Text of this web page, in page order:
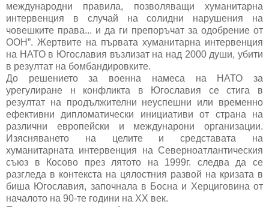
международни правила, позволяващи хуманитарна
интервенция в случай на солидни нарушения на
човешките права... и да ги препоръчат за одобрение от
ООН”. Жертвите на първата хуманитарна интервенция
на НАТО в Югославия възлизат на над 2000 души, убити
в резултат на бомбандировките.
До решението за военна намеса на НАТО за
урегулиране н конфликта в Югославия се стига в
резултат на продължителни неуспешни или временно
ефективни дипломатически инициативи от страна на
различни европейски и междунарони организации.
Изясняването на целите и средставата на
хуманитарната интервенция на Северноатлантическия
съюз в Косово през лятото на 1999г. следва да се
разгледа в контекста на цялостния развой на кризата в
биша Югославия, започнала в Босна и Херциговина от
началото на 90-те години на XX век.